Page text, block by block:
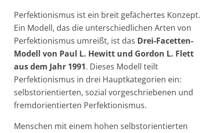
Perfektionismus ist ein breit gefächertes Konzept.
Ein Modell, das die unterschiedlichen Arten von
Perfektionismus umreißt, ist das Drei-Facetten-
Modell von Paul L. Hewitt und Gordon L. Flett
aus dem Jahr 1991. Dieses Modell teilt
Perfektionismus in drei Hauptkategorien ein:
selbstorientierten, sozial vorgeschriebenen und
fremdorientierten Perfektionismus.
Menschen mit einem hohen selbstorientierten